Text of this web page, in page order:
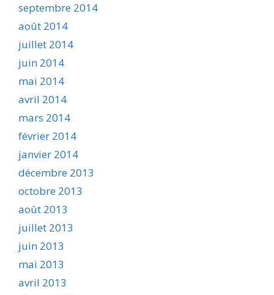
septembre 2014
août 2014
juillet 2014
juin 2014
mai 2014
avril 2014
mars 2014
février 2014
janvier 2014
décembre 2013
octobre 2013
août 2013
juillet 2013
juin 2013
mai 2013
avril 2013